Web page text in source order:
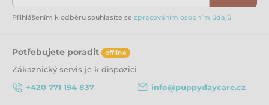
Přihlášením k odběru souhlasíte se zpracováním osobním údajů
Potřebujete poradit offline
Zákaznický servis je k dispozici
+420 771 194 837
info@puppydaycare.cz